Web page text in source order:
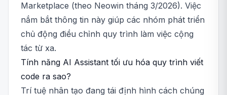
Marketplace (theo Neowin tháng 3/2026). Việc
nắm bắt thông tin này giúp các nhóm phát triển
chủ động điều chỉnh quy trình làm việc cộng
tác từ xa.
Tính năng AI Assistant tối ưu hóa quy trình viết
code ra sao?
Trí tuệ nhân tạo đang tái định hình cách chúng